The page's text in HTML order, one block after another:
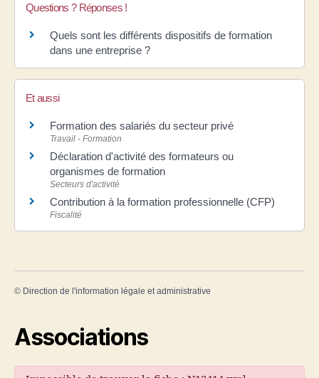
Questions ? Réponses !
Quels sont les différents dispositifs de formation
dans une entreprise ?
Et aussi
Formation des salariés du secteur privé
Travail - Formation
Déclaration d'activité des formateurs ou
organismes de formation
Secteurs d'activité
Contribution à la formation professionnelle (CFP)
Fiscalité
© Direction de l'information légale et administrative
Associations